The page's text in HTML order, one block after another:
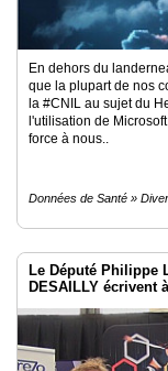
En dehors du
que la plupart de nos
la #CNIL au sujet du
l'utilisation de
force à nous..
Données de Santé »
Le Député Philippe
DESAILLY écrivent